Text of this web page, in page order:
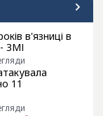
в'язниці в
ЗМІ
11